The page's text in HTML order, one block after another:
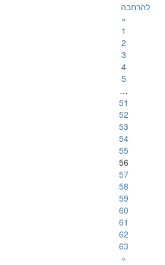
להרחבה
«
1
2
3
4
5
…
51
52
53
54
55
56
57
58
59
60
61
62
63
»